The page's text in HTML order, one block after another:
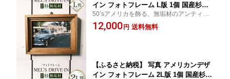
イン フォトフレーム L版 1個 国産杉無
垢材使用 [Spice it up 愛知県 江南市 ko
23btu750004] インテリア 写真 写真立て
50’sアメリカを飾る、無垢材のアンティー
ク調フォトフレーム
12,000円 送料無料
【ふるさと納税】 写真 アメリカンデザ
イン フォトフレーム 2L版 1個 国産杉無